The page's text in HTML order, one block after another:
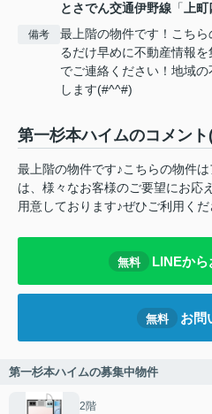
とさでん交通伊野線 「上町
備考
最上階の物件です！こち
るだけ早めに不動産情報
でご連絡ください！地域
します(#^^#)
第一杉本ハイムのコメン
最上階の物件です♪こちらの物件
は、様々なお客様のご要望にお応
用意しております♪ぜひご利用く
無料 LINEから
無料 お問
第一杉本ハイムの募集中物件
2階